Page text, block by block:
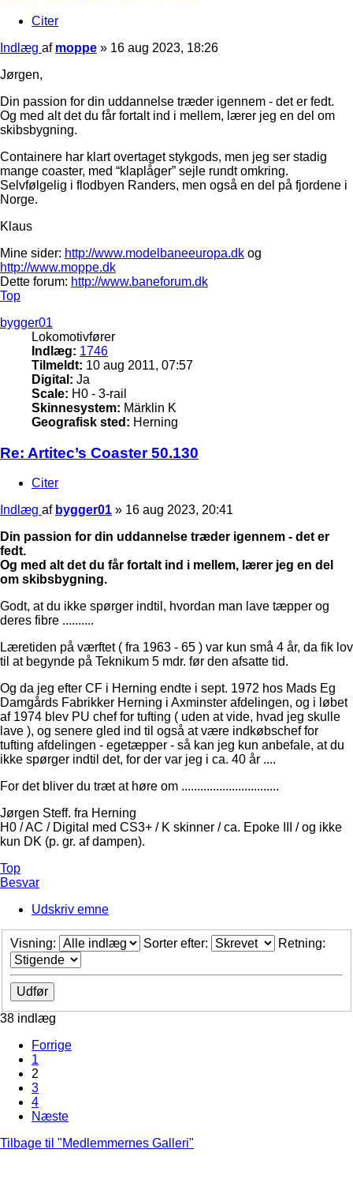
Citer
Indlæg af moppe » 16 aug 2023, 18:26
Jørgen,
Din passion for din uddannelse træder igennem - det er fedt.
Og med alt det du får fortalt ind i mellem, lærer jeg en del om
skibsbygning.
Containere har klart overtaget stykgods, men jeg ser stadig
mange coaster, med “klaplåger” sejle rundt omkring.
Selvfølgelig i flodbyen Randers, men også en del på fjordene i
Norge.
Klaus
Mine sider: http://www.modelbaneeuropa.dk og
http://www.moppe.dk
Dette forum: http://www.baneforum.dk
Top
bygger01
Lokomotivfører
Indlæg: 1746
Tilmeldt: 10 aug 2011, 07:57
Digital: Ja
Scale: H0 - 3-rail
Skinnesystem: Märklin K
Geografisk sted: Herning
Re: Artitec’s Coaster 50.130
Citer
Indlæg af bygger01 » 16 aug 2023, 20:41
Din passion for din uddannelse træder igennem - det er
fedt.
Og med alt det du får fortalt ind i mellem, lærer jeg en del
om skibsbygning.
Godt, at du ikke spørger indtil, hvordan man lave tæpper og
deres fibre ..........
Læretiden på værftet ( fra 1963 - 65 ) var kun små 4 år, da fik lov
til at begynde på Teknikum 5 mdr. før den afsatte tid.
Og da jeg efter CF i Herning endte i sept. 1972 hos Mads Eg
Damgårds Fabrikker Herning i Axminster afdelingen, og i løbet
af 1974 blev PU chef for tufting ( uden at vide, hvad jeg skulle
lave ), og senere gled ind til også at være indkøbschef for
tufting afdelingen - egetæpper - så kan jeg kun anbefale, at du
ikke spørger indtil det, for der var jeg i ca. 40 år ....
For det bliver du træt at høre om ...............................
Jørgen Steff. fra Herning
H0 / AC / Digital med CS3+ / K skinner / ca. Epoke III / og ikke
kun DK (p. gr. af dampen).
Top
Besvar
Udskriv emne
Visning: Sorter efter: Retning:
38 indlæg
Forrige
1
2
3
4
Næste
Tilbage til "Medlemmernes Galleri"